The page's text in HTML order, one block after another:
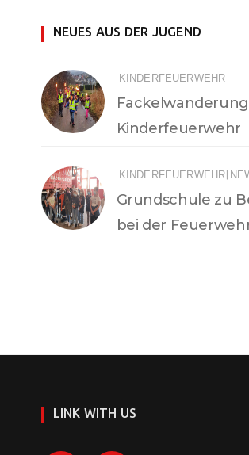
NEUES AUS DER JUGEND
KINDERFEUERWEHR
Kinderfeuerwehr
KINDERFEUERWEHR
Grundschule zu
bei der
LINK WITH US